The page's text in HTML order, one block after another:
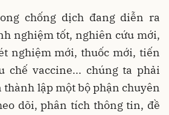
chống dịch đang diễn ra
nghiệm tốt, nghiên cứu mới,
nghiệm mới, thuốc mới, tiến
chế vaccine... chúng ta phải
thành lập một bộ phận chuyên
dõi, phân tích thông tin, đề